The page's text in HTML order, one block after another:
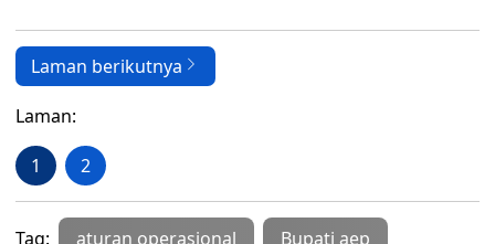
Laman berikutnya
Laman:
1 2
Tag: aturan operasional Bupati aep